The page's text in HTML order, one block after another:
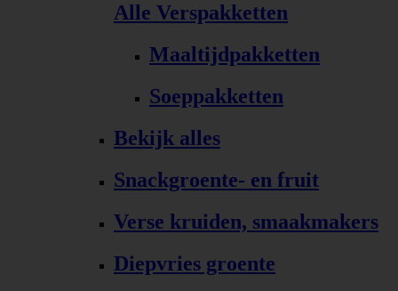
Alle Verspakketten
Maaltijdpakketten
Soeppakketten
Bekijk alles
Snackgroente- en fruit
Verse kruiden, smaakmakers
Diepvries groente